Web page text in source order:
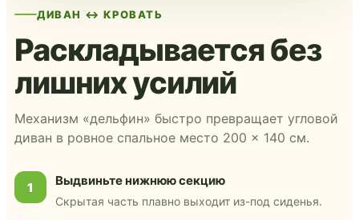
ДИВАН ↔ КРОВАТЬ
Раскладывается без
лишних усилий
Механизм «дельфин» быстро превращает угловой
диван в ровное спальное место 200 × 140 см.
1 Выдвиньте нижнюю секцию
Скрытая часть плавно выходит из-под сиденья.